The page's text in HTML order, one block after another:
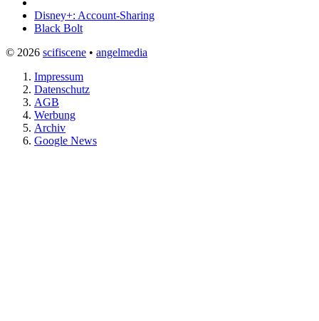
Disney+: Account-Sharing
Black Bolt
© 2026 scifiscene • angelmedia
Impressum
Datenschutz
AGB
Werbung
Archiv
Google News